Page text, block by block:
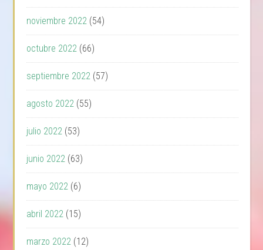
noviembre 2022 (54)
octubre 2022 (66)
septiembre 2022 (57)
agosto 2022 (55)
julio 2022 (53)
junio 2022 (63)
mayo 2022 (6)
abril 2022 (15)
marzo 2022 (12)